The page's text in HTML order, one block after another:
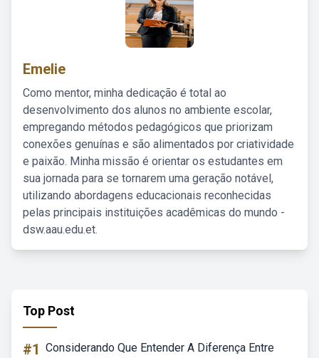
Emelie
Como mentor, minha dedicação é total ao
desenvolvimento dos alunos no ambiente escolar,
empregando métodos pedagógicos que priorizam
conexões genuínas e são alimentados por criatividade
e paixão. Minha missão é orientar os estudantes em
sua jornada para se tornarem uma geração notável,
utilizando abordagens educacionais reconhecidas
pelas principais instituições acadêmicas do mundo -
dsw.aau.edu.et.
Top Post
#1 Considerando Que Entender A Diferença Entre